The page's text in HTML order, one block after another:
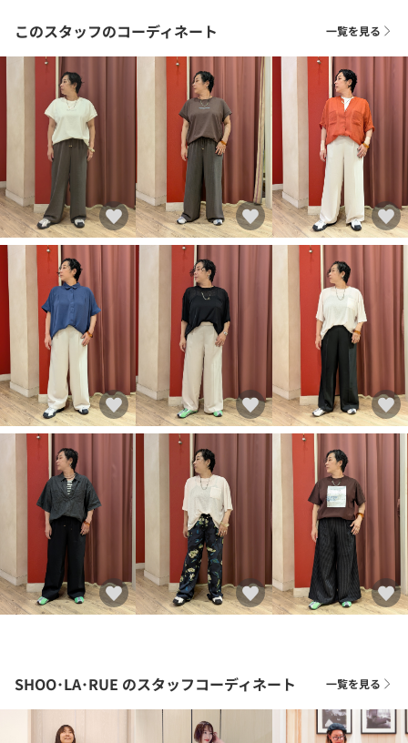
このスタッフのコーディネート 一覧を見る
SHOO･LA･RUE のスタッフコーディネート 一覧を見る